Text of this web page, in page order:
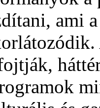
ami